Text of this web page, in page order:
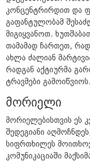
კონცენტრირდით და
გაფანტულობამ
მიგიყვანოთ.
თამამად ჩართეთ,
ახლა ძალიან
რადგან აქტიურმა
ტრავმები გამოიწვიოს.
მორიელი
მორიელებისთვის ეს
შედეგიანი
სიფრთხილეს
კომუნიკაციაში